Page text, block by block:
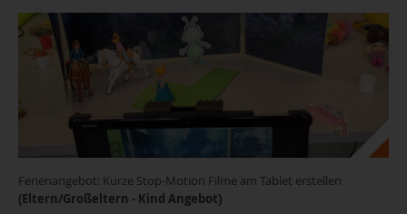
Ferienangebot: Kurze Stop-Motion Filme am Tablet erstellen
(Eltern/Großeltern - Kind Angebot)